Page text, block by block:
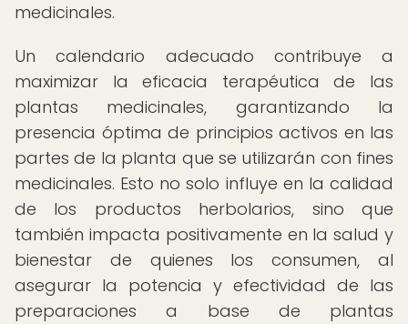
medicinales.
Un calendario adecuado contribuye a
maximizar la eficacia terapéutica de las
plantas medicinales, garantizando la
presencia óptima de principios activos en las
partes de la planta que se utilizarán con fines
medicinales. Esto no solo influye en la calidad
de los productos herbolarios, sino que
también impacta positivamente en la salud y
bienestar de quienes los consumen, al
asegurar la potencia y efectividad de las
preparaciones a base de plantas